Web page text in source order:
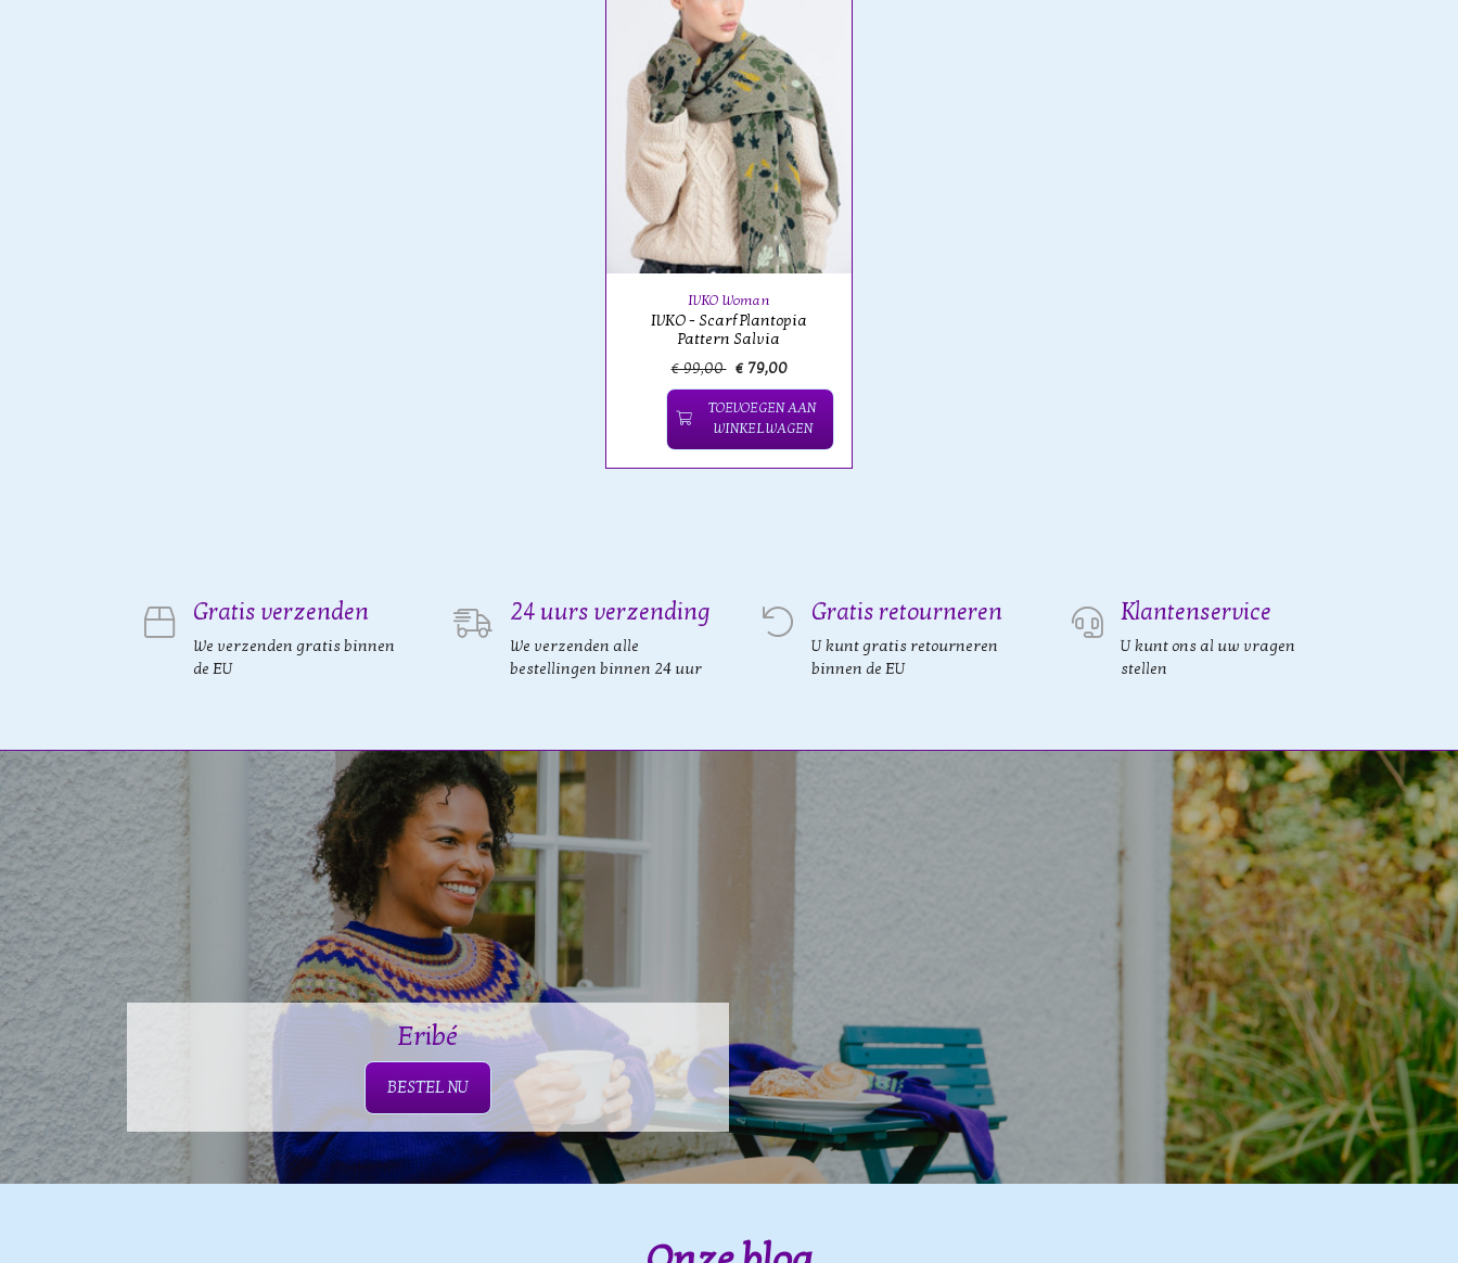
IVKO Woman
IVKO - Scarf Plantopia
Pattern Salvia
€ 99,00 € 79,00
TOEVOEGEN AAN
WINKELWAGEN
Gratis verzenden
We verzenden gratis binnen
de EU
24 uurs verzending
We verzenden alle
bestellingen binnen 24 uur
Gratis retourneren
U kunt gratis retourneren
binnen de EU
Klantenservice
U kunt ons al uw vragen
stellen
Eribé
BESTEL NU